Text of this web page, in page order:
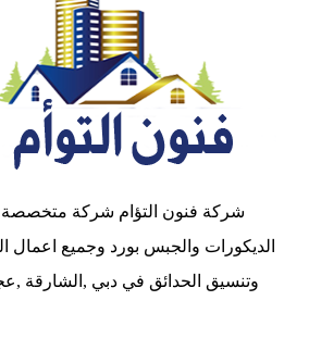
شركة فنون التؤام شركة
الديكورات والجبس بورد وجميع اعمال
وتنسيق الحدائق في دبي ,الشارقة